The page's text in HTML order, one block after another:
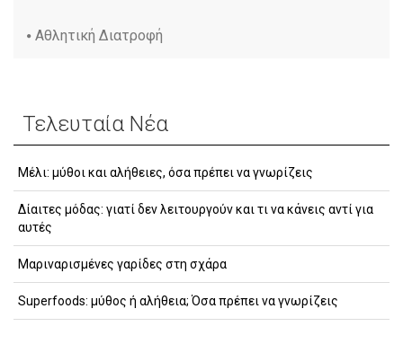
Αθλητική Διατροφή
Τελευταία Νέα
Μέλι: μύθοι και αλήθειες, όσα πρέπει να γνωρίζεις
Δίαιτες μόδας: γιατί δεν λειτουργούν και τι να κάνεις αντί για
αυτές
Μαριναρισμένες γαρίδες στη σχάρα
Superfoods: μύθος ή αλήθεια; Όσα πρέπει να γνωρίζεις